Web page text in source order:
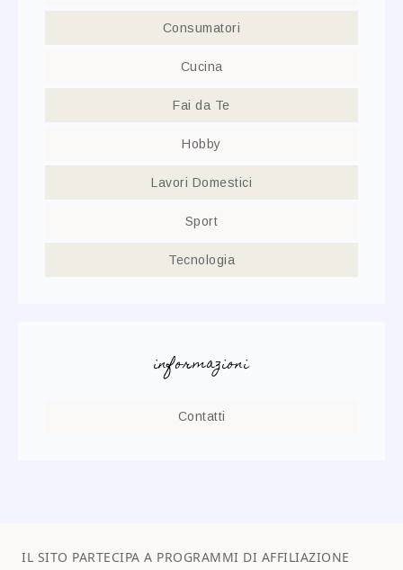
Consumatori
Cucina
Fai da Te
Hobby
Lavori Domestici
Sport
Tecnologia
informazioni
Contatti
IL SITO PARTECIPA A PROGRAMMI DI AFFILIAZIONE